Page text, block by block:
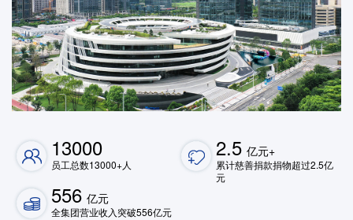
13000
员工总数13000+人
2.5 亿元+
累计慈善捐款捐物超过2.5亿
元
556 亿元
全集团营业收入突破556亿元